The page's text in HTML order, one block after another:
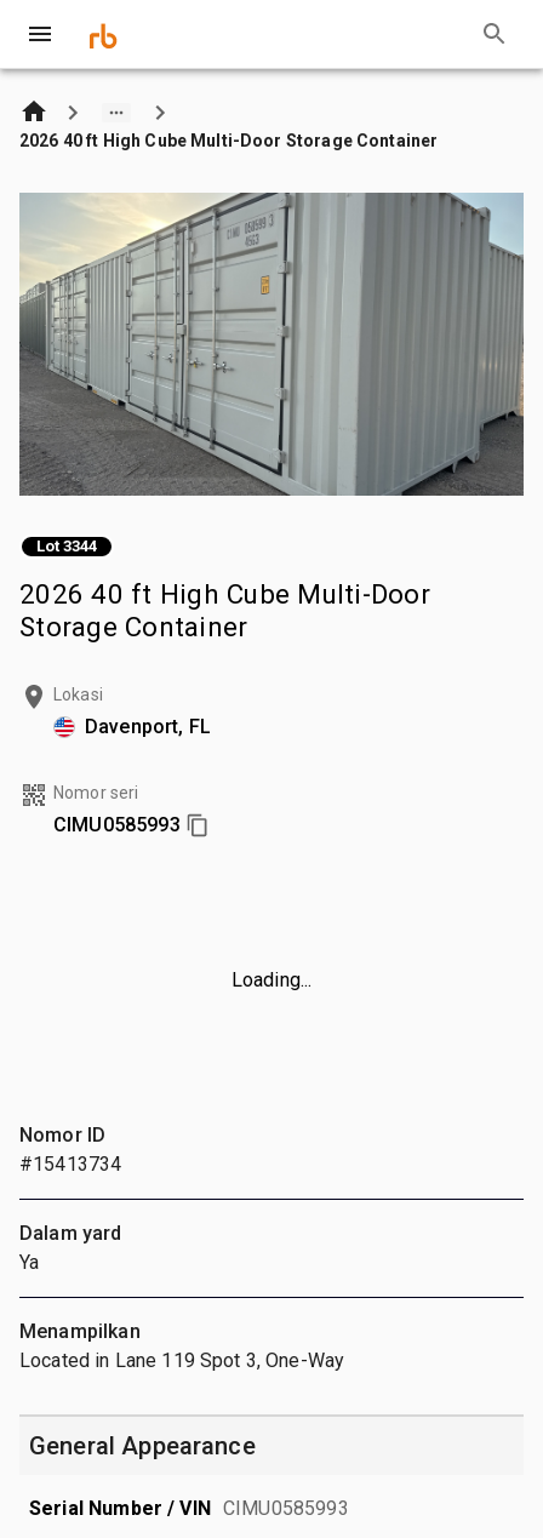
2026 40 ft High Cube Multi-Door Storage Container
Lot 3344
2026 40 ft High Cube Multi-Door
Storage Container
Lokasi
Davenport, FL
Nomor seri
CIMU0585993
Loading...
Nomor ID
#15413734
Dalam yard
Ya
Menampilkan
Located in Lane 119 Spot 3, One-Way
General Appearance
Serial Number / VIN CIMU0585993